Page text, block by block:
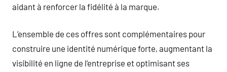
aidant à renforcer la fidélité à la marque.
L’ensemble de ces offres sont complémentaires pour
construire une identité numérique forte, augmentant la
visibilité en ligne de l’entreprise et optimisant ses